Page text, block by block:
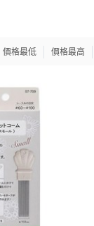
價格最低 價格最高